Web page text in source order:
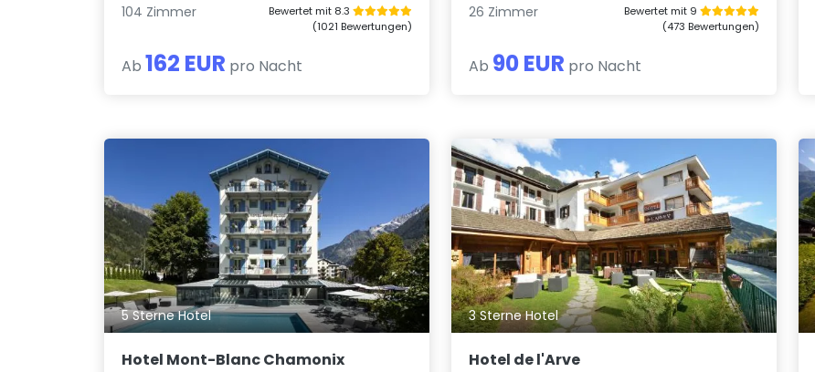
104 Zimmer
Bewertet mit 8.3
(1021 Bewertungen)
Ab 162 EUR pro Nacht
26 Zimmer
Bewertet mit 9
(473 Bewertungen)
Ab 90 EUR pro Nacht
5 Sterne Hotel
Hotel Mont-Blanc Chamonix
3 Sterne Hotel
Hotel de l'Arve